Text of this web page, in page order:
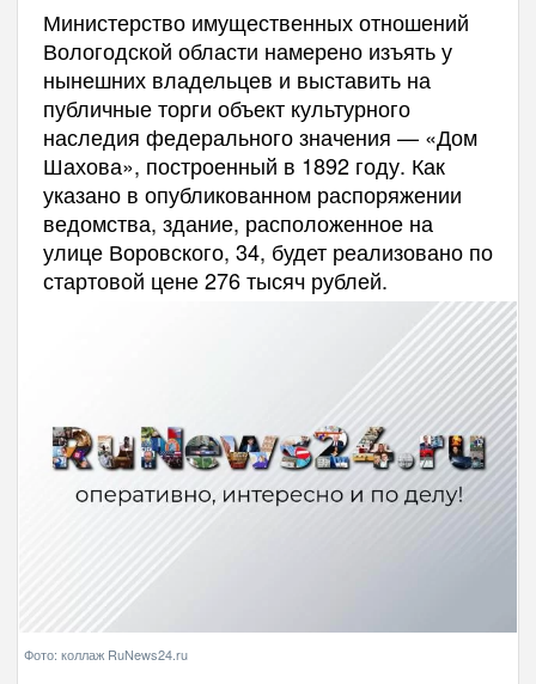
Министерство имущественных отношений
Вологодской области намерено изъять у
нынешних владельцев и выставить на
публичные торги объект культурного
наследия федерального значения — «Дом
Шахова», построенный в 1892 году. Как
указано в опубликованном распоряжении
ведомства, здание, расположенное на
улице Воровского, 34, будет реализовано по
стартовой цене 276 тысяч рублей.
Фото: коллаж RuNews24.ru